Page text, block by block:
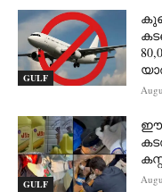
GULF
GULF